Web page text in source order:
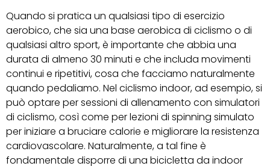
Quando si pratica un qualsiasi tipo di esercizio
aerobico, che sia una base aerobica di ciclismo o di
qualsiasi altro sport, è importante che abbia una
durata di almeno 30 minuti e che includa movimenti
continui e ripetitivi, cosa che facciamo naturalmente
quando pedaliamo. Nel ciclismo indoor, ad esempio, si
può optare per sessioni di allenamento con simulatori
di ciclismo, così come per lezioni di spinning simulato
per iniziare a bruciare calorie e migliorare la resistenza
cardiovascolare. Naturalmente, a tal fine è
fondamentale disporre di una bicicletta da indoor